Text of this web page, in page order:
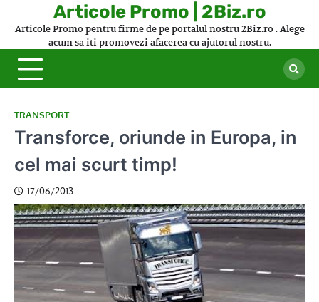
Articole Promo | 2Biz.ro
Articole Promo pentru firme de pe portalul nostru 2Biz.ro . Alege
acum sa iti promovezi afacerea cu ajutorul nostru.
TRANSPORT
Transforce, oriunde in Europa, in
cel mai scurt timp!
17/06/2013